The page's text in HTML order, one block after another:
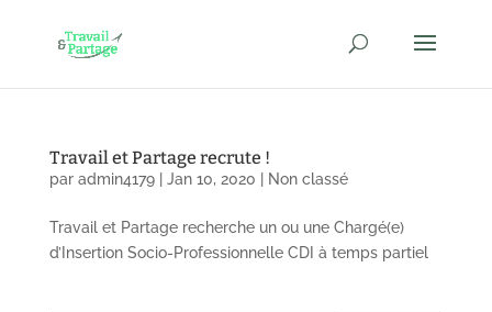
Travail et Partage recrute !
par admin4179| Jan 10, 2020 Non classé
Travail et Partage recherche un ou une Chargé(e)
d’Insertion Socio-Professionnelle CDI à temps partiel